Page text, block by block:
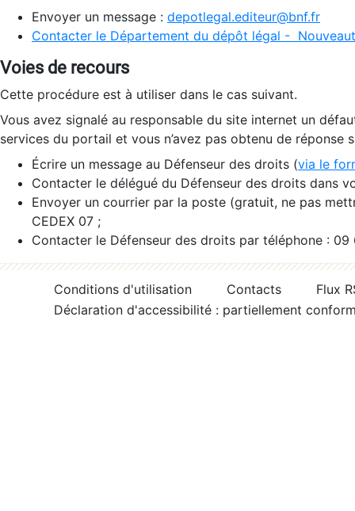
Envoyer un message : depotlegal.editeur@bnf.fr
Contacter le Département du dépôt légal -
Voies de recours
Cette procédure est à utiliser dans le cas suivant.
Vous avez signalé au responsable du site internet un
services du portail et vous n’avez pas obtenu de réponse
Écrire un message au Défenseur des droits (via le
Contacter le délégué du Défenseur des droits dans
Envoyer un courrier par la poste (gratuit, ne pas
CEDEX 07 ;
Contacter le Défenseur des droits par téléphone :
Conditions d'utilisation Contacts
Flux
Déclaration d'accessibilité : partiellement